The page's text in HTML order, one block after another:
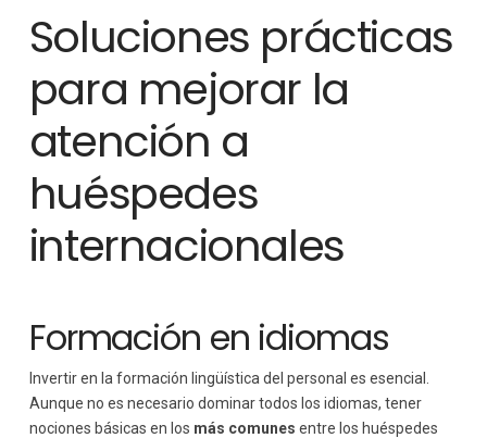
Soluciones prácticas
para mejorar la
atención a
huéspedes
internacionales
Formación en idiomas
Invertir en la formación lingüística del personal es esencial.
Aunque no es necesario dominar todos los idiomas, tener
nociones básicas en los más comunes entre los huéspedes